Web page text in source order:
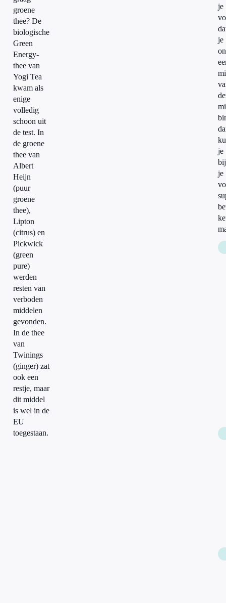
groene
thee? De
biologische
Green
Energy-
thee van
Yogi Tea
kwam als
enige
volledig
schoon uit
de test. In
de groene
thee van
Albert
Heijn
(puur
groene
thee),
Lipton
(citrus) en
Pickwick
(green
pure)
werden
resten van
verboden
middelen
gevonden.
In de thee
van
Twinings
(ginger) zat
ook een
restje, maar
dit middel
is wel in de
EU
toegestaan.
je
je
je
bij
je